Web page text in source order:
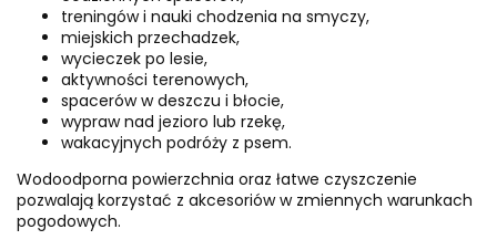
treningów i nauki chodzenia na smyczy,
miejskich przechadzek,
wycieczek po lesie,
aktywności terenowych,
spacerów w deszczu i błocie,
wypraw nad jezioro lub rzekę,
wakacyjnych podróży z psem.
Wodoodporna powierzchnia oraz łatwe czyszczenie
pozwalają korzystać z akcesoriów w zmiennych warunkach
pogodowych.